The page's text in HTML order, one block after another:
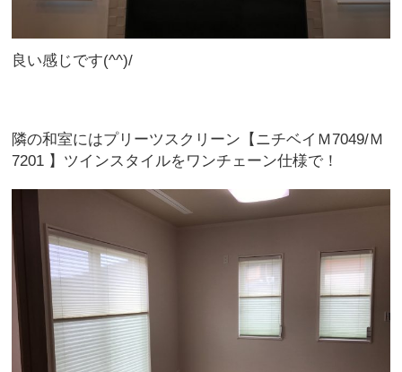
良い感じです(^^)/
隣の和室にはプリーツスクリーン【ニチベイＭ7049/Ｍ
7201 】ツインスタイルをワンチェーン仕様で！